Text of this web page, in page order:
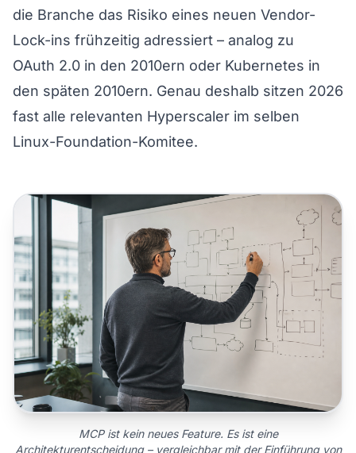
die Branche das Risiko eines neuen Vendor-
Lock-ins frühzeitig adressiert – analog zu
OAuth 2.0 in den 2010ern oder Kubernetes in
den späten 2010ern. Genau deshalb sitzen 2026
fast alle relevanten Hyperscaler im selben
Linux-Foundation-Komitee.
MCP ist kein neues Feature. Es ist eine
Architekturentscheidung – vergleichbar mit der Einführung von